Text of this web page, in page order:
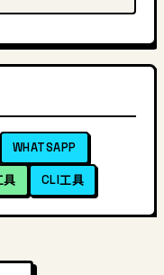
WHATSAPP
具 CLI工具